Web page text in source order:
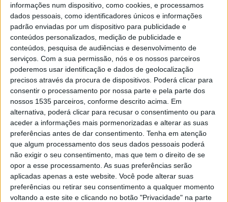
informações num dispositivo, como cookies, e processamos
dados pessoais, como identificadores únicos e informações
padrão enviadas por um dispositivo para publicidade e
conteúdos personalizados, medição de publicidade e
conteúdos, pesquisa de audiências e desenvolvimento de
serviços. Com a sua permissão, nós e os nossos parceiros
poderemos usar identificação e dados de geolocalização
precisos através da procura de dispositivos. Poderá clicar para
consentir o processamento por nossa parte e pela parte dos
nossos 1535 parceiros, conforme descrito acima. Em
alternativa, poderá clicar para recusar o consentimento ou para
aceder a informações mais pormenorizadas e alterar as suas
preferências antes de dar consentimento. Tenha em atenção
que algum processamento dos seus dados pessoais poderá
não exigir o seu consentimento, mas que tem o direito de se
opor a esse processamento. As suas preferências serão
aplicadas apenas a este website. Você pode alterar suas
preferências ou retirar seu consentimento a qualquer momento
voltando a este site e clicando no botão "Privacidade" na parte
Os Azeitonas são a mais recente, e última, confirmação
como cabeça-de-cartaz para o Festival Mais Solidários, a
decorrer na Zona de Lazer de Castelo Branco, entre 11 a
13 de agosto.
O nome foi revelado pela organização do evento, a
Associação 4 Coração, que adianta ainda que a atuação
está marcada para o segundo dia, ou seja, dia 12 de
agosto. Neste mesmo dia atua Vitor Kley.
Os Azeitonas são uma banda portuguesa de pop rock e
prometem dar tudo desta sua reconstrução neste
concerto, com muita alegria, sentimento e muitos
sucessos para ouvir.